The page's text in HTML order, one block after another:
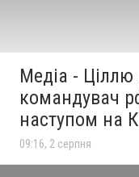
Медіа - Ціллю
командувач
наступом на
09:16, 2 серпня